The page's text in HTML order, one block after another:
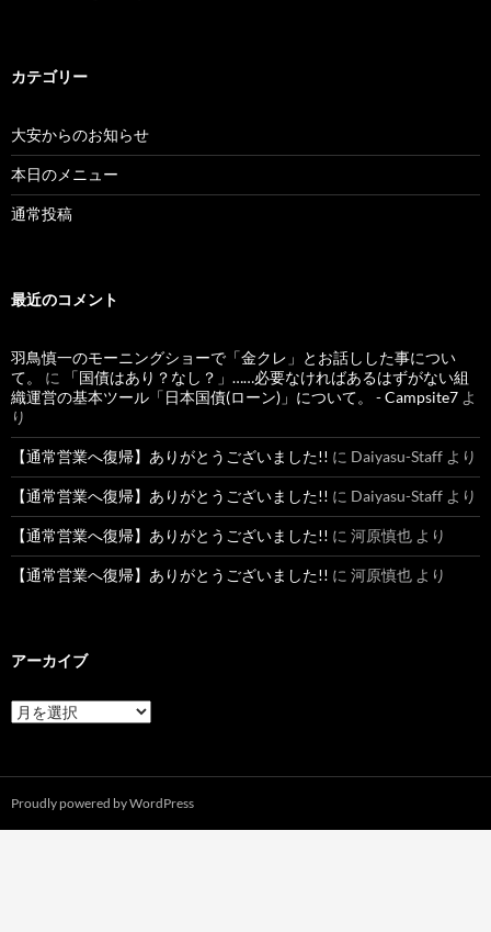
カテゴリー
大安からのお知らせ
本日のメニュー
通常投稿
最近のコメント
羽鳥慎一のモーニングショーで「金クレ」とお話しした事につい
て。
に
「国債はあり？なし？」……必要なければあるはずがない組
織運営の基本ツール「日本国債(ローン)」について。 - Campsite7 よ
り
【通常営業へ復帰】ありがとうございました!! に Daiyasu-Staff より
【通常営業へ復帰】ありがとうございました!! に Daiyasu-Staff より
【通常営業へ復帰】ありがとうございました!! に 河原慎也 より
【通常営業へ復帰】ありがとうございました!! に 河原慎也 より
アーカイブ
ア
ー
Proudly powered by WordPress